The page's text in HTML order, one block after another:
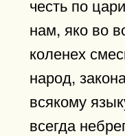
честь по
нам, яко во
коленех
народ,
всякому
всегда